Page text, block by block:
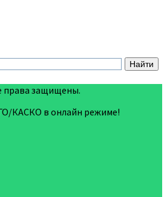
права защищены.
КАСКО в онлайн режиме!